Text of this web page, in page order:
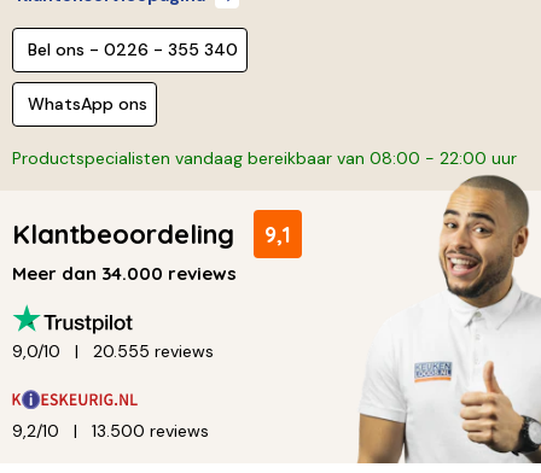
Bel ons - 0226 - 355 340
WhatsApp ons
Productspecialisten vandaag bereikbaar van 08:00 - 22:00 uur
Klantbeoordeling 9,1
Meer dan 34.000 reviews
9,0/10 20.555 reviews
9,2/10 13.500 reviews